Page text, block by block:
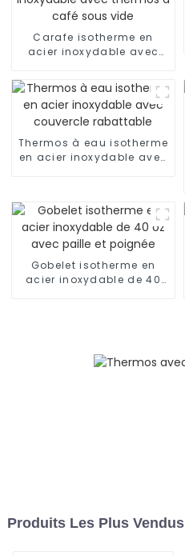
Carafe isotherme en
acier inoxydable avec
Thermos à eau isotherme
en acier inoxydable avec
Gobelet isotherme en
acier inoxydable de 40
Produits Les Plus Vendus